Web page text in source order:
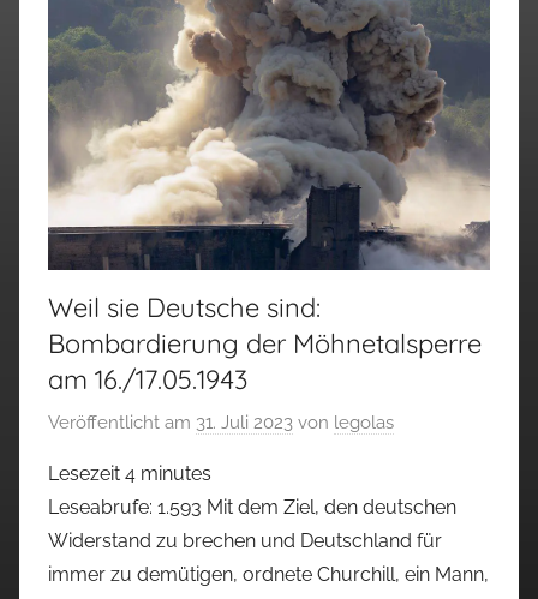
Weil sie Deutsche sind:
Bombardierung der Möhnetalsperre
am 16./17.05.1943
Veröffentlicht am 31. Juli 2023 von legolas
Lesezeit 4 minutes
Leseabrufe: 1.593 Mit dem Ziel, den deutschen
Widerstand zu brechen und Deutschland für
immer zu demütigen, ordnete Churchill, ein Mann,